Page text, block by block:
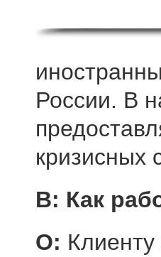
России. В
кризисных
В: Как
О: Клиенту